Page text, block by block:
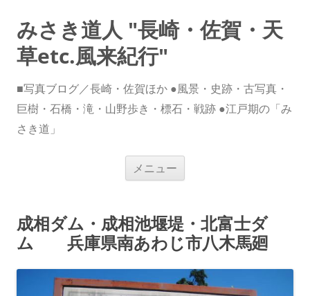
みさき道人 "長崎・佐賀・天
草etc.風来紀行"
■写真ブログ／長崎・佐賀ほか ●風景・史跡・古写真・
巨樹・石橋・滝・山野歩き・標石・戦跡 ●江戸期の「み
さき道」
メニュー
ス
キ
ッ
プ
成相ダム・成相池堰堤・北富士ダ
ム 兵庫県南あわじ市八木馬廻